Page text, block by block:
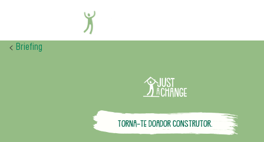
ECO.sapo.pt
< Briefing
Torna-te doador construtor.